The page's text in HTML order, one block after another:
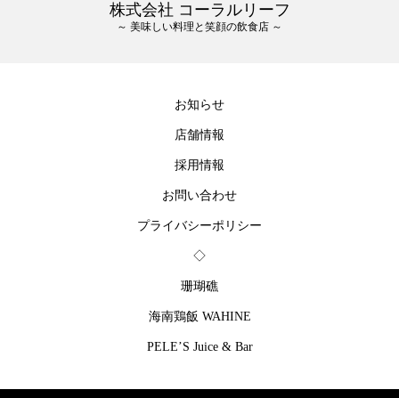
株式会社 コーラルリーフ
～ 美味しい料理と笑顔の飲食店 ～
お知らせ
店舗情報
採用情報
お問い合わせ
プライバシーポリシー
◇
珊瑚礁
海南鶏飯 WAHINE
PELE’S Juice & Bar